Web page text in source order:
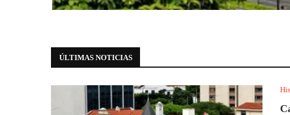
ÚLTIMAS NOTICIAS